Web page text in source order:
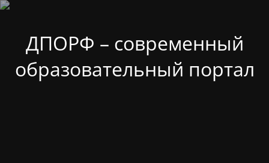
ДПОРФ – современный
образовательный портал